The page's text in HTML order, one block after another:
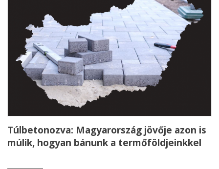
Túlbetonozva: Magyarország jövője azon is
múlik, hogyan bánunk a termőföldjeinkkel